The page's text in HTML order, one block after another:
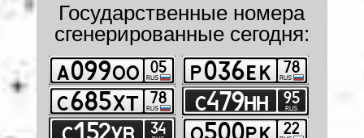
Государственные номера
сгенерированные сегодня: